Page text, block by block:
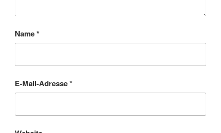
Name*
E-Mail-Adresse*